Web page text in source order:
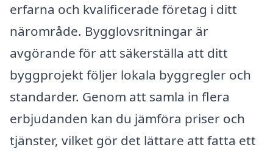
erfarna och kvalificerade företag i ditt
närområde. Bygglovsritningar är
avgörande för att säkerställa att ditt
byggprojekt följer lokala byggregler och
standarder. Genom att samla in flera
erbjudanden kan du jämföra priser och
tjänster, vilket gör det lättare att fatta ett